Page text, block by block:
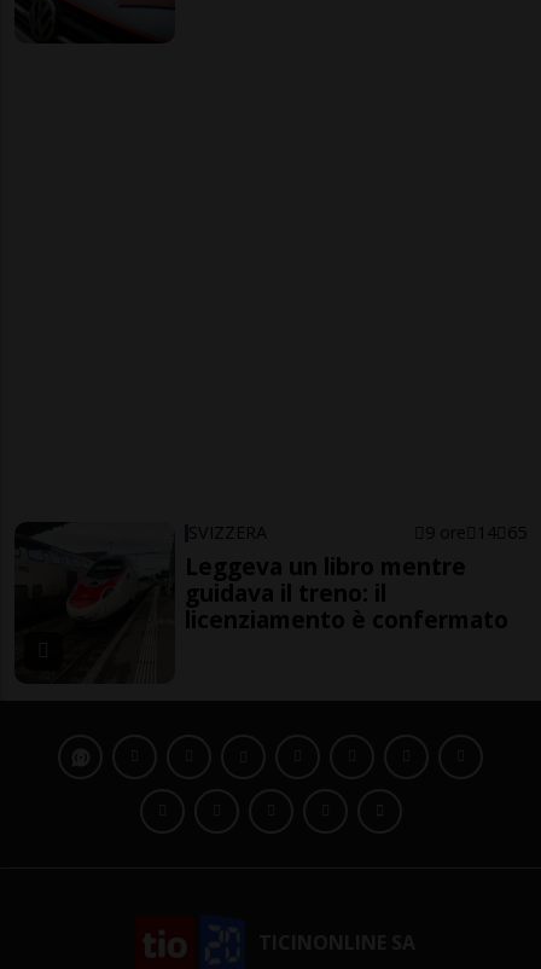
SVIZZERA 9 ore 14 65
Leggeva un libro mentre
guidava il treno: il
licenziamento è confermato